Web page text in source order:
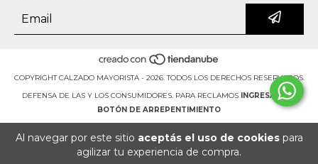
Al navegar por este sitio aceptás el uso de cookiespara
agilizar tu experiencia de compra.
COPYRIGHT CALZADO MAYORISTA - 2026. TODOS LOS DERECHOS RESERVADOS.
DEFENSA DE LAS Y LOS CONSUMIDORES. PARA RECLAMOS
INGRESÁ ACÁ.
BOTÓN DE ARREPENTIMIENTO